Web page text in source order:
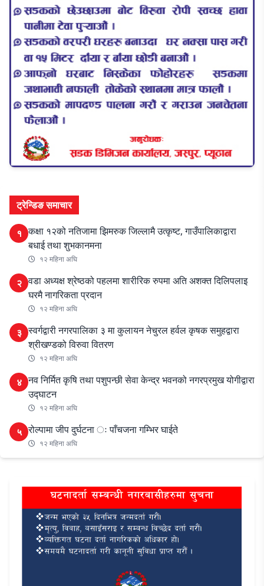
ट्रेन्डिङ समाचार
१ कक्षा १२को नतिजामा झिमरुक जिल्लामै उत्कृष्ट, गाउँपालिकाद्वारा
बधाई तथा शुभकानमना
१२ महिना अघि
२ वडा अध्यक्ष श्रेष्ठको पहलमा शारीरिक रुपमा अति अशक्त दिलिपलाइ
घरमै नागरिकता प्रदान
१२ महिना अघि
३ स्वर्गद्वारी नगरपालिका ३ मा कुलायन नेचुरल हर्वल कृषक समुहद्वारा
श्रीखण्डको विरुवा वितरण
१२ महिना अघि
४ नव निर्मित कृषि तथा पशुपन्छी सेवा केन्द्र भवनको नगरप्रमुख योगीद्वारा
उद्घाटन
१२ महिना अघि
५ रोल्पामा जीप दुर्घटना ः पाँचजना गम्भिर घाईते
१२ महिना अघि